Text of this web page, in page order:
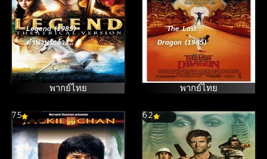
Legend (1985)
ตำนานรักล้างคำ
สาป
พากย์ไทย
The Last
Dragon (1985)
พากย์ไทย
7.5 6.2